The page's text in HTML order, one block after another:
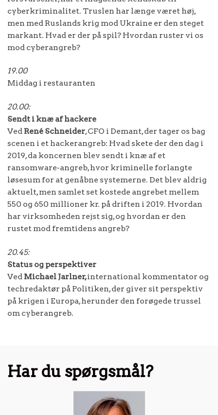
cyberkriminalitet. Truslen har længe været høj,
men med Ruslands krig mod Ukraine er den steget
markant. Hvad er der på spil? Hvordan ruster vi os
mod cyberangreb?
19.00
Middag i restauranten
20.00:
Sendt i knæ af hackere
Ved René Schneider, CFO i Demant, der tager os bag
scenen i et hackerangreb: Hvad skete der den dag i
2019, da koncernen blev sendt i knæ af et
ransomware-angreb, hvor kriminelle forlangte
løsesum for at genåbne systemerne. Det blev aldrig
aktuelt, men samlet set kostede angrebet mellem
550 og 650 millioner kr. på driften i 2019. Hvordan
har virksomheden rejst sig, og hvordan er den
rustet mod fremtidens angreb?
20.45:
Status og perspektiver
Ved Michael Jarlner,international kommentator og
techredaktør på Politiken, der giver sit perspektiv
på krigen i Europa, herunder den forøgede trussel
om cyberangreb.
Har du spørgsmål?